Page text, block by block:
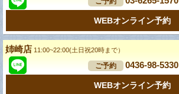
WEBオンライン予約
姉崎店 11:00~22:00(土日祝20時まで）
ご予約 0436-98-5330
WEBオンライン予約